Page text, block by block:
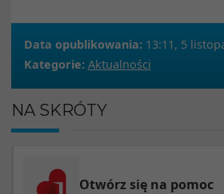
Data opublikowania: 13:11, 5
Kategorie: Aktualności
NA SKRÓTY
Otwórz się na pomoc